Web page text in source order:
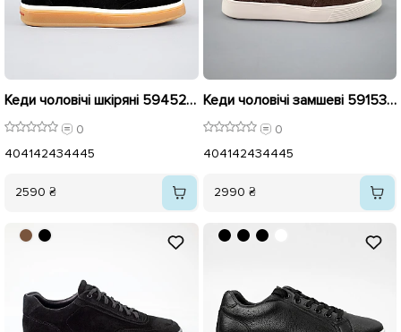
Кеди чоловічі шкіряні 594528 Чорні
0
404142434445
2590 ₴
Кеди чоловічі замшеві 591539 Коричневі
0
404142434445
2990 ₴